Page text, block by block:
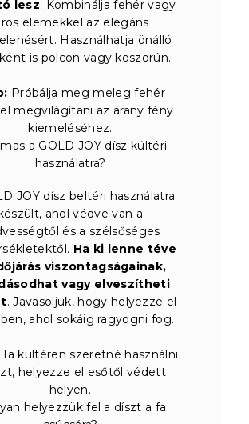
lesz. Kombinálja fehér vagy
elemekkel az elegáns
Használhatja önálló
is polcon vagy koszorún.
Próbálja meg meleg fehér
megvilágítani az arany fény
kiemeléséhez.
a GOLD JOY dísz kültéri
használatra?
JOY dísz beltéri használatra
ahol védve van a
és a szélsőséges
Ha ki lenne téve
viszontagságainak,
vagy elveszítheti
. Javasoljuk, hogy helyezze el
ahol sokáig ragyogni fog.
kültéren szeretné használni
helyezze el esőtől védett
helyen.
helyezzük fel a díszt a fa